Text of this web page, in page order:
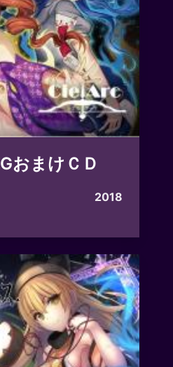
おまけＣＤ
2018